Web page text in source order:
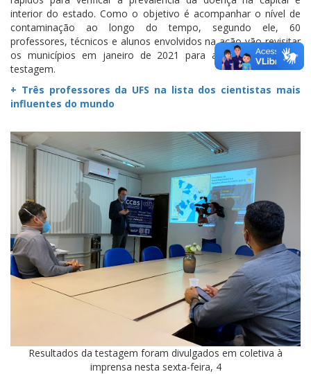
interior do estado. Como o objetivo é acompanhar o nível de
contaminação ao longo do tempo, segundo ele, 60
professores, técnicos e alunos envolvidos na ação vão revisitar
os municípios em janeiro de 2021 para a terceira fase de
testagem.
+ Três professores da UFS na lista dos cientistas mais
influentes do mundo
Resultados da testagem foram divulgados em coletiva à
imprensa nesta sexta-feira, 4